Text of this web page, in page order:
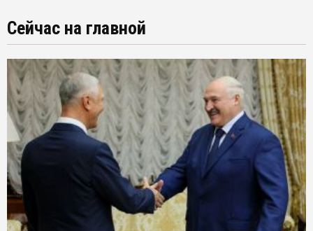
Сейчас на главной